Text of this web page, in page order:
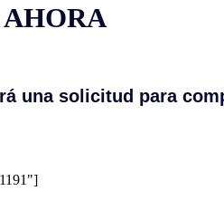
AHORA
una solicitud para